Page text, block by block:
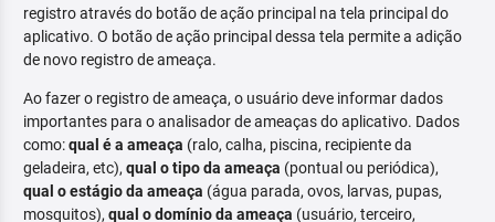
registro através do botão de ação principal na tela principal do
aplicativo. O botão de ação principal dessa tela permite a adição
de novo registro de ameaça.
Ao fazer o registro de ameaça, o usuário deve informar dados
importantes para o analisador de ameaças do aplicativo. Dados
como:qual é a ameaça (ralo, calha, piscina, recipiente da
geladeira, etc), qual o tipo da ameaça (pontual ou periódica),
qual o estágio da ameaça (água parada, ovos, larvas, pupas,
mosquitos), qual o domínio da ameaça (usuário, terceiro,